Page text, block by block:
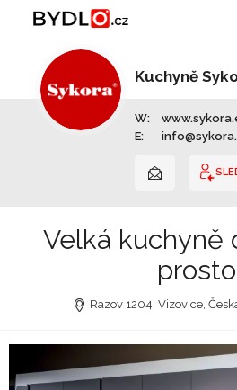
Kuchyně
W:
E:
Velká kuchyně
Razov 1204, Vizovice,